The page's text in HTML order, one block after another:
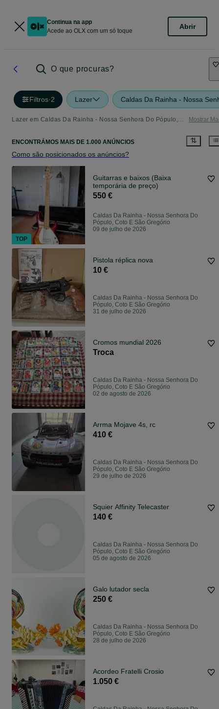
Continua na app
Acede ao OLX com um só toque
Abrir
O que procuras?
Filtros·2 Lazer Caldas Da Rainha - Nossa
Lazer em Caldas Da Rainha - Nossa Senhora Do Pópulo, Coto E São Gregório - tudo o que precisa Mostrar
ENCONTRÁMOS MAIS DE 1.000 ANÚNCIOS
Como são posicionados os anúncios?
Guitarras e baixos (Baixa
temporária de preço)
550 €
Caldas Da Rainha - Nossa Senhora Do
Pópulo, Coto E São Gregório
09 de julho de 2026
Pistola réplica nova
10 €
Caldas Da Rainha - Nossa Senhora Do
Pópulo, Coto E São Gregório
31 de julho de 2026
Cromos mundial 2026
Troca
Caldas Da Rainha - Nossa Senhora Do
Pópulo, Coto E São Gregório
02 de agosto de 2026
Arrma Mojave 4s, rc
410 €
Caldas Da Rainha - Nossa Senhora Do
Pópulo, Coto E São Gregório
29 de julho de 2026
Squier Affinity Telecaster
140 €
Caldas Da Rainha - Nossa Senhora Do
Pópulo, Coto E São Gregório
05 de agosto de 2026
Galo lutador secla
250 €
Caldas Da Rainha - Nossa Senhora Do
Pópulo, Coto E São Gregório
28 de julho de 2026
Acordeo Fratelli Crosio
1.050 €
TOP